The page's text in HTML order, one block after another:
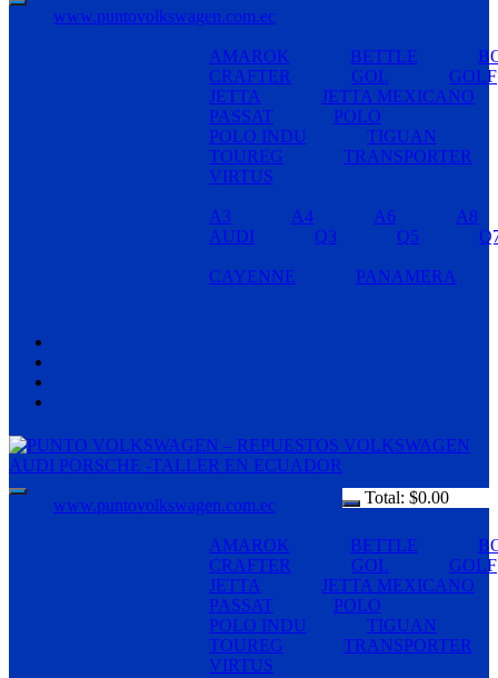
www.puntovolkswagen.com.ec
AMAROK BETTLE
CRAFTER
GOL
GOLF
JETTA
JETTA MEXICANO
PASSAT
POLO
POLO INDU
TIGUAN
TOUREG
TRANSPORTER
VIRTUS
A3 A4 A6
A8
AUDI
Q3 Q5
CAYENNE PANAMERA
Total: $0.00
www.puntovolkswagen.com.ec
AMAROK BETTLE
CRAFTER
GOL
GOLF
JETTA
JETTA MEXICANO
PASSAT
POLO
POLO INDU
TIGUAN
TOUREG
TRANSPORTER
VIRTUS